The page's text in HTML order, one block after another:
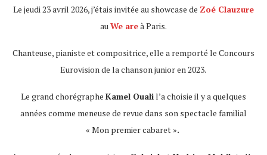
Le jeudi 23 avril 2026, j’étais invitée au showcase de Zoé Clauzure
au We areà Paris.
Chanteuse, pianiste et compositrice, elle a remporté le Concours
Eurovision de la chanson junior en 2023.
Le grand chorégraphe Kamel Oualil’a choisie il y a quelques
années comme meneuse de revue dans son spectacle familial
« Mon premier cabaret ».